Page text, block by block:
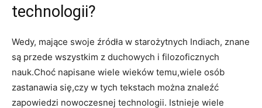
technologii?
Wedy, mające swoje źródła w starożytnych Indiach, znane
są przede wszystkim z duchowych i filozoficznych
nauk.Choć napisane wiele wieków temu,wiele osób
zastanawia się,czy w tych tekstach można znaleźć
zapowiedzi nowoczesnej technologii. Istnieje wiele